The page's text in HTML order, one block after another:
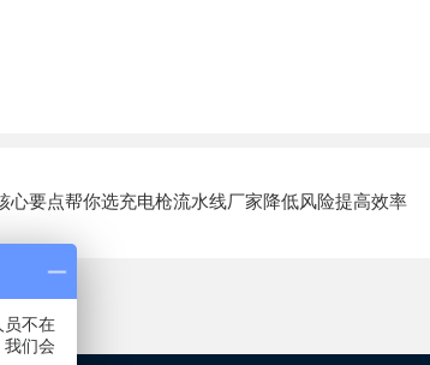
心要点帮你选充电枪流水线厂家降低风险提高效率
员不在
们会